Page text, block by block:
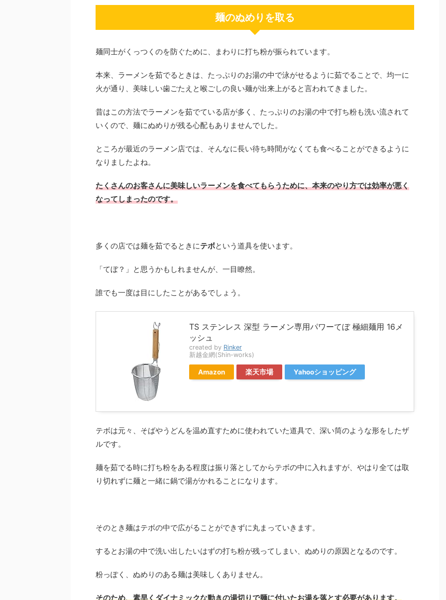
麺のぬめりを取る
麺同士がくっつくのを防ぐために、まわりに打ち粉が振られています。
本来、ラーメンを茹でるときは、たっぷりのお湯の中で泳がせるように茹でることで、均一に
火が通り、美味しい歯ごたえと喉ごしの良い麺が出来上がると言われてきました。
昔はこの方法でラーメンを茹でている店が多く、たっぷりのお湯の中で打ち粉も洗い流されて
いくので、麺にぬめりが残る心配もありませんでした。
ところが最近のラーメン店では、そんなに長い待ち時間がなくても食べることができるように
なりましたよね。
たくさんのお客さんに美味しいラーメンを食べてもらうために、本来のやり方では効率が悪く
なってしまったのです。
多くの店では麺を茹でるときにテボという道具を使います。
「てぼ？」と思うかもしれませんが、一目瞭然。
誰でも一度は目にしたことがあるでしょう。
TS ステンレス 深型 ラーメン専用パワーてぼ 極細麺用 16メ
ッシュ
created by Rinker
新越金網(Shin-works)
Amazon 楽天市場 Yahooショッピング
テボは元々、そばやうどんを温め直すために使われていた道具で、深い筒のような形をしたザ
ルです。
麺を茹でる時に打ち粉をある程度は振り落としてからテボの中に入れますが、やはり全ては取
り切れずに麺と一緒に鍋で湯がかれることになります。
そのとき麺はテボの中で広がることができずに丸まっていきます。
するとお湯の中で洗い出したいはずの打ち粉が残ってしまい、ぬめりの原因となるのです。
粉っぽく、ぬめりのある麺は美味しくありません。
そのため、素早くダイナミックな動きの湯切りで麺に付いたお湯を落とす必要があります。